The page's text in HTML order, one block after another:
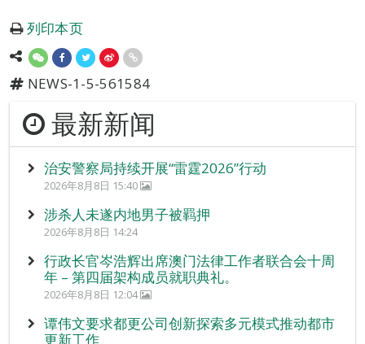
列印本页
NEWS-1-5-561584
最新新闻
治安警察局持续开展“雷霆2026”行动
2026年8月8日 15:40
涉杀人未遂内地男子被羁押
2026年8月8日 14:24
行政长官岑浩辉出席澳门法律工作者联合会十周
年 – 第四届架构成员就职典礼。
2026年8月8日 12:04
谭伟文要求都更公司创新探索多元模式推动都市
更新工作